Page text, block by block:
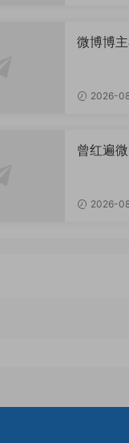
微博博
2026-
曾红遍
2026-